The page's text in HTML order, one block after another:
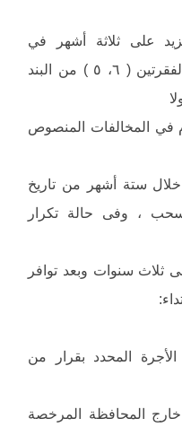
على ثلاثة أشھر في
المخالفات المنصوص علیھا في الفقرتین ( ٦، ٥ ) من البند
عن عام في المخالفات المنصوص
خلال ستة أشھر من تاریخ
، وفى حالة تكرار
ثلاث سنوات وبعد توافر
المحدد بقرار من
المحافظة المرخصة